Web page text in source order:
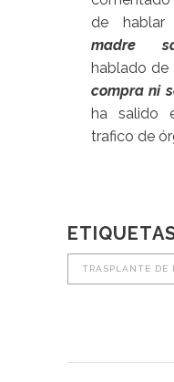
de
madre
hablado de
compra ni
ha salido
trafico de
TRASPLANTE DE